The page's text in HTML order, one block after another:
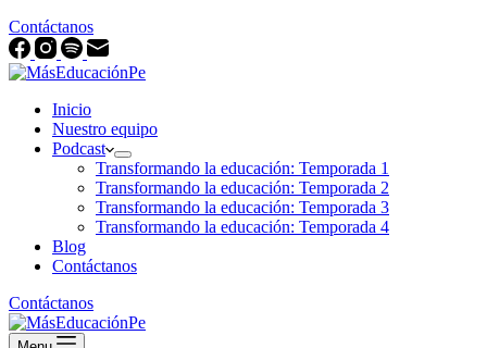
Contáctanos
Inicio
Nuestro equipo
Podcast
Transformando la educación: Temporada 1
Transformando la educación: Temporada 2
Transformando la educación: Temporada 3
Transformando la educación: Temporada 4
Blog
Contáctanos
Contáctanos